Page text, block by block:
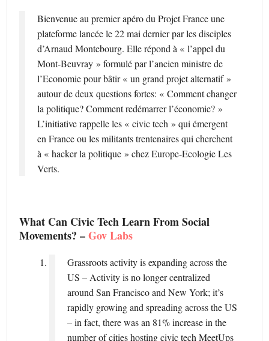
Bienvenue au premier apéro du Projet France une
plateforme lancée le 22 mai dernier par les disciples
d’Arnaud Montebourg. Elle répond à « l’appel du
Mont-Beuvray » formulé par l’ancien ministre de
l’Economie pour bâtir « un grand projet alternatif »
autour de deux questions fortes: « Comment changer
la politique? Comment redémarrer l’économie? »
L’initiative rappelle les « civic tech » qui émergent
en France ou les militants trentenaires qui cherchent
à « hacker la politique » chez Europe-Ecologie Les
Verts.
What Can Civic Tech Learn From Social
Movements? –Gov Labs
Grassroots activity is expanding across the
US – Activity is no longer centralized
around San Francisco and New York; it’s
rapidly growing and spreading across the US
– in fact, there was an 81% increase in the
number of cities hosting civic tech MeetUps